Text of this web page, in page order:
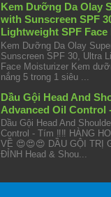
Kem Dưỡng Da Olay
with Sunscreen SPF
Lightweight SPF
Kem Dưỡng Da Olay
Sunscreen SPF 30, Ultra
Face Moisturizer Kem
nắng 5 trong 1 siêu ...
Dầu Gội Head And
Advanced Oil Control
Dầu Gội Head And
Control - Tím ‼️‼️ HÀNG
VỀ 😍😍😍 DẦU GỘI TRỊ
ĐỈNH Head & Shou...